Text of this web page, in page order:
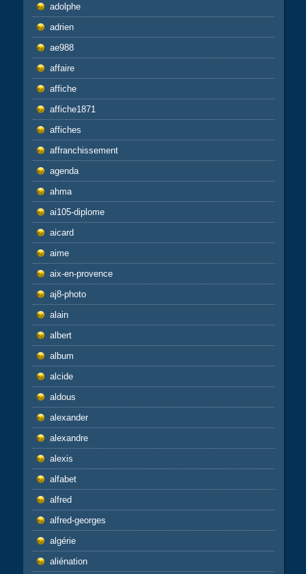
adolphe
adrien
ae988
affaire
affiche
affiche1871
affiches
affranchissement
agenda
ahma
ai105-diplome
aicard
aime
aix-en-provence
aj8-photo
alain
albert
album
alcide
aldous
alexander
alexandre
alexis
alfabet
alfred
alfred-georges
algérie
aliénation